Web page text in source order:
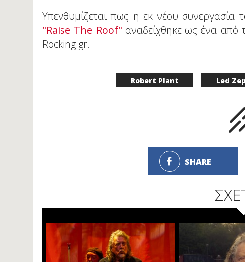
Yπενθυμίζεται πως η εκ νέου
"Raise The Roof" αναδείχθηκε ως ένα από
Rocking.gr.
Robert Plant Led
SHARE